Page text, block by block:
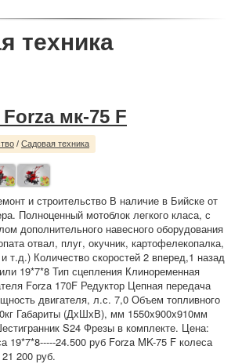
техника
мк-75 F
/ Садовая техника
и строительство В наличие в Бийске от
Полноценный мотоблок легкого класа, с
дополнительного навесного оборудования
отвал, плуг, окучник, картофелекопалка,
т.д.) Количество скоростей 2 вперед,1 назад
19*7*8 Тип сцепления Клиноременная
Forza 170F Редуктор Цепная передача
двигателя, л.с. 7,0 Объем топливного
Габариты (ДхШхВ), мм 1550x900x910мм
S24 Фрезы в комплекте. Цена:
19*7*8-----24.500 руб Forza MK-75 F колеса
200 руб.